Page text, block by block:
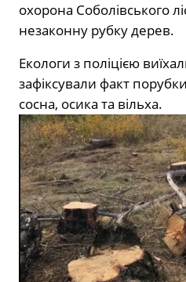
охорона Соболівського
незаконну рубку дерев.
Екологи з поліцією
зафіксували факт
сосна, осика та вільха.